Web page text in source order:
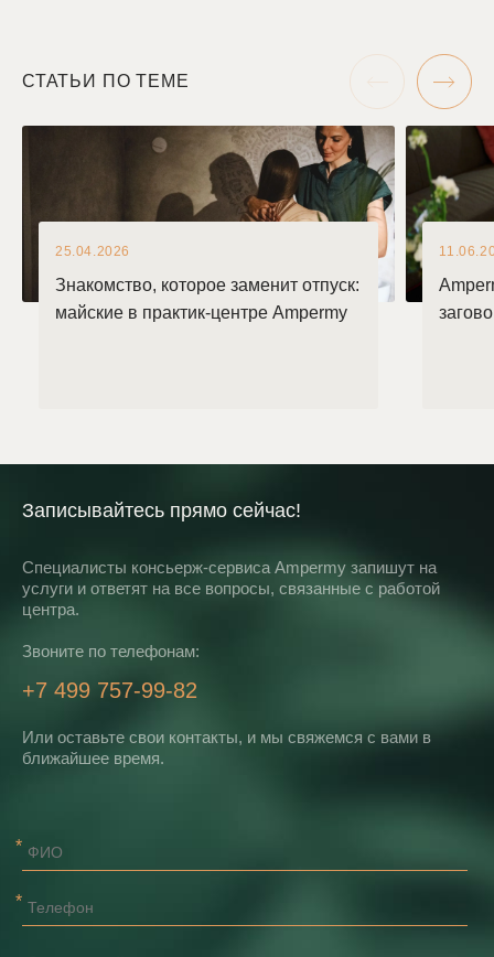
СТАТЬИ ПО ТЕМЕ
25.04.2026
Знакомство, которое заменит отпуск:
майские в практик-центре Ampermy
Записывайтесь прямо сейчас!
Специалисты консьерж-сервиса Ampermy запишут на
услуги и ответят на все вопросы, связанные с работой
центра.
Звоните по телефонам:
+7 499 757-99-82
Или оставьте свои контакты, и мы свяжемся с вами в
ближайшее время.